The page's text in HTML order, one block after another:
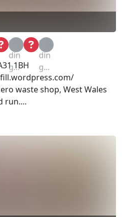
Loa
din
g...
Loa
din
g...
1BH
waste shop, West Wales
run....